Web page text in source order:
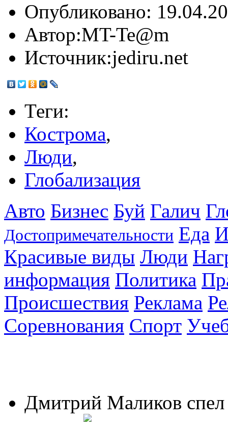
Опубликовано:
Автор:MT-Te@m
Источник:jediru.net
Теги:
Кострома,
Люди,
Глобализация
Авто Бизнес Буй Галич
Достопримечательности Еда
Красивые виды Люди
информация Политика
Происшествия Реклама
Соревнования Спорт
Дмитрий Маликов